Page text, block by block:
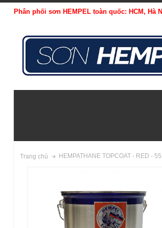
Phân phối sơn HEMPEL toàn quốc: HCM,
Trang chủ HEMPATHANE TOPCOAT - RED -